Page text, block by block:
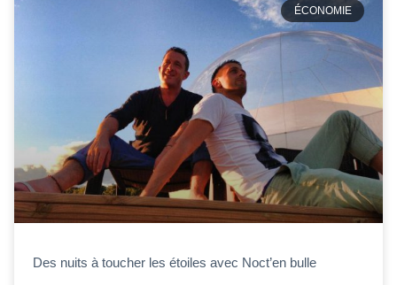
ÉCONOMIE
Des nuits à toucher les étoiles avec Noct’en bulle